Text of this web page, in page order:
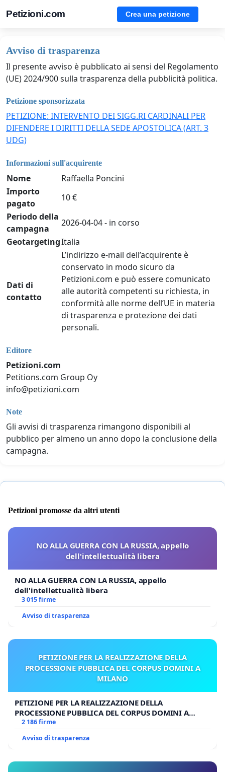
Petizioni.com Crea una petizione
Avviso di trasparenza
Il presente avviso è pubblicato ai sensi del Regolamento
(UE) 2024/900 sulla trasparenza della pubblicità politica.
Petizione sponsorizzata
PETIZIONE: INTERVENTO DEI SIGG.RI CARDINALI PER
DIFENDERE I DIRITTI DELLA SEDE APOSTOLICA (ART. 3
UDG)
Informazioni sull'acquirente
Nome
Raffaella Poncini
Importo
pagato
10 €
Periodo della
campagna
2026-04-04 - in corso
GeotargetingItalia
Dati di
contatto
L’indirizzo e-mail dell’acquirente è
conservato in modo sicuro da
Petizioni.com e può essere comunicato
alle autorità competenti su richiesta, in
conformità alle norme dell’UE in materia
di trasparenza e protezione dei dati
personali.
Editore
Petizioni.com
Petitions.com Group Oy
info@petizioni.com
Note
Gli avvisi di trasparenza rimangono disponibili al
pubblico per almeno un anno dopo la conclusione della
campagna.
Petizioni promosse da altri utenti
NO ALLA GUERRA CON LA RUSSIA, appello
dell'intellettualità libera
NO ALLA GUERRA CON LA RUSSIA, appello
dell'intellettualità libera
3 015 firme
Avviso di trasparenza
PETIZIONE PER LA REALIZZAZIONE DELLA
PROCESSIONE PUBBLICA DEL CORPUS DOMINI A
MILANO
PETIZIONE PER LA REALIZZAZIONE DELLA
PROCESSIONE PUBBLICA DEL CORPUS DOMINI A
MILANO
2 186 firme
Avviso di trasparenza